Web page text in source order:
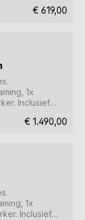
Normale prijs:
€ 619,00
1x
Inclusief
Normale prijs:
€ 1.490,00
1x
Inclusief